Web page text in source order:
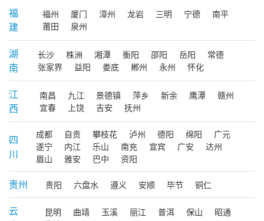
福
建
福州 厦门 漳州 龙岩 三明 宁德
南平
莆田
泉州
湖
南
长沙 株洲 湘潭 衡阳 邵阳 岳阳
常德
张家界
益阳 娄底 郴州 永州 怀化
江
西
南昌 九江 景德镇 萍乡 新余 鹰潭
赣州
宜春
上饶 吉安 抚州
四
川
成都 自贡 攀枝花 泸州 德阳 绵阳
广元
遂宁
内江 乐山 南充 宜宾 广安
达州
眉山
雅安 巴中 资阳
贵州 贵阳 六盘水 遵义 安顺 毕节 铜仁
云
昆明 曲靖 玉溪 丽江 普洱 保山
昭通